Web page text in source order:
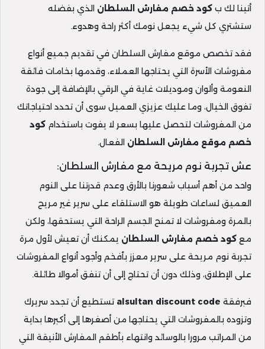
أتينا لك ب كود خصم مفارش السلطان الذي بفضله
ستشتري كل شيء يجعل نومك أكثر راحة وهدوء.
فقد تخصص موقع مفارش السلطان في تقديم جميع أنواع
مفروشات الأسرة التي يحتاجها العملاء، وقدمها بخامات فائقة
النعومة وألوان وموديلات غاية في الرقي بالإضافة إلى جودة
تفوق الخيال، وما عليك عزيزي العميل سوى أن تحدد احتياجاتك
من المفروشات لتحصل عليها بسعر لا يفوت باستخدام كود
خصم موقع مفارش السلطان الفعال.
عش تجربة نوم مريحة مع مفارش السلطان:
واحد من أهم أسباب شعورنا بالأرق وعدم قدرتنا على النوم
العميق لساعات طويلة هو الاستلقاء على سرير غير مريح
بالمرة ومفروشات لا تمنح الجسم الراحة التي يستحقها، ولكن
مع كود خصم مفارش السلطان يمكنك أن تعيش لأول مرة
تجربة نوم مريحة على سرير معزز بأفخم وأجود أنواع المفروشات
على الإطلاق، وذلك دون أن تحتاج إلى أن تنفق أموالا طائلة.
فبرفقة alsultan discount code تستطيع أن تجدد سريرك
وتزوده بالمفروشات التي يحتاجها من أصغرها إلى أكبرها بداية
من المراتب مرورا بالوسائد وانتهاء بأطقم المفارش الأنيقة التي